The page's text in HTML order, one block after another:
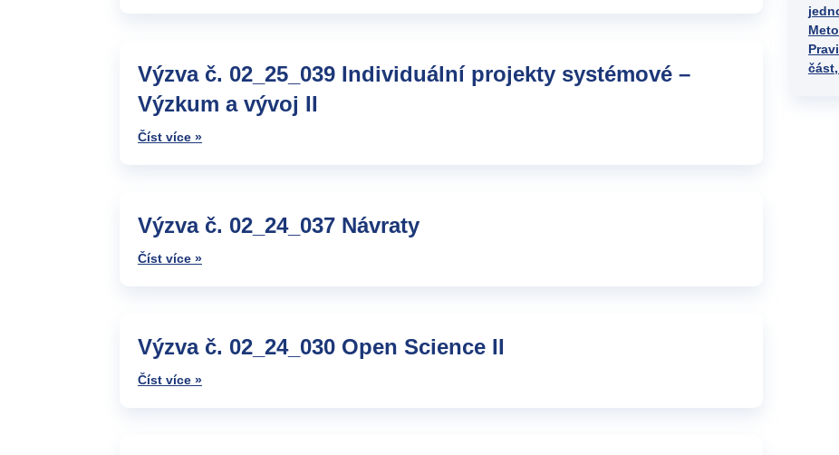
Výzva č. 02_25_039 Individuální projekty systémové –
Výzkum a vývoj II
Číst více »
Výzva č. 02_24_037 Návraty
Číst více »
Výzva č. 02_24_030 Open Science II
Číst více »